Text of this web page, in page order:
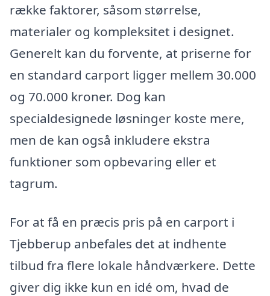
række faktorer, såsom størrelse,
materialer og kompleksitet i designet.
Generelt kan du forvente, at priserne for
en standard carport ligger mellem 30.000
og 70.000 kroner. Dog kan
specialdesignede løsninger koste mere,
men de kan også inkludere ekstra
funktioner som opbevaring eller et
tagrum.
For at få en præcis pris på en carport i
Tjebberup anbefales det at indhente
tilbud fra flere lokale håndværkere. Dette
giver dig ikke kun en idé om, hvad de